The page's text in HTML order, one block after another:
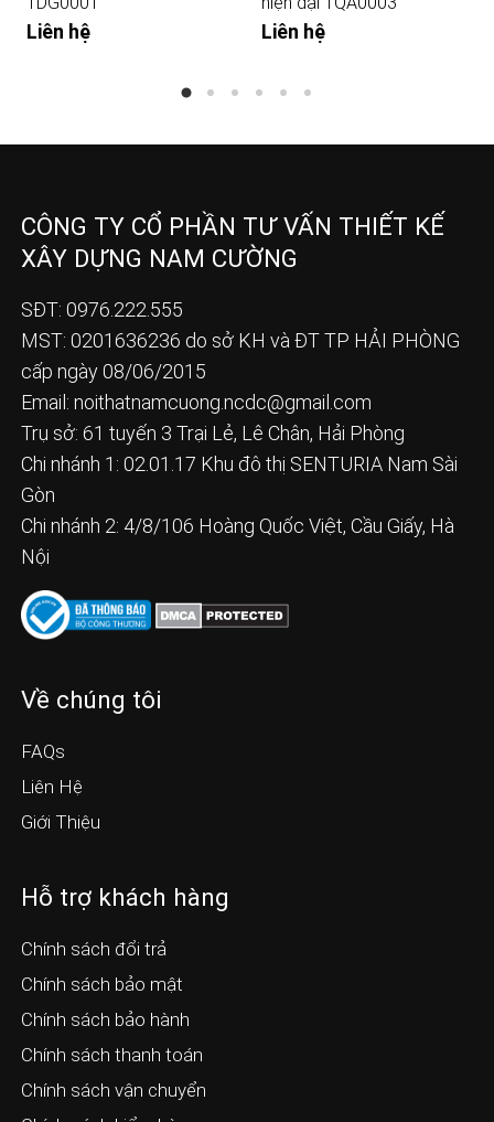
Liên hệ Liên hệ
CÔNG TY CỔ PHẦN TƯ VẤN THIẾT KẾ
XÂY DỰNG NAM CƯỜNG
SĐT: 0976.222.555
MST: 0201636236 do sở KH và ĐT TP HẢI PHÒNG
cấp ngày 08/06/2015
Email: noithatnamcuong.ncdc@gmail.com
Trụ sở: 61 tuyến 3 Trại Lẻ, Lê Chân, Hải Phòng
Chi nhánh 1: 02.01.17 Khu đô thị SENTURIA Nam Sài
Gòn
Chi nhánh 2: 4/8/106 Hoàng Quốc Việt, Cầu Giấy, Hà
Nội
Về chúng tôi
FAQs
Liên Hệ
Giới Thiệu
Hỗ trợ khách hàng
Chính sách đổi trả
Chính sách bảo mật
Chính sách bảo hành
Chính sách thanh toán
Chính sách vận chuyển